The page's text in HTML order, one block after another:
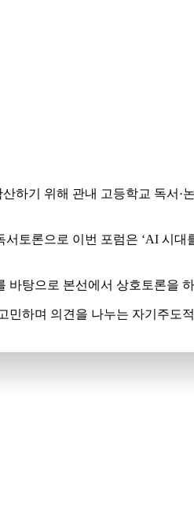
하기 위해 관내 고등학교 독서·
토론으로 이번 포럼은 ‘AI 시대
바탕으로 본선에서 상호토론을
하며 의견을 나누는 자기주도